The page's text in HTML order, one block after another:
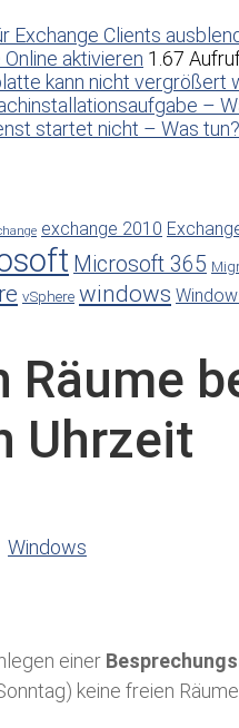
Exchange Clients
aktivieren 1.67
kann nicht vergrößert
–
startet nicht – Was tun?
exchange 2010
Microsoft 365
vSphere windows
Räume
Uhrzeit
Windows
einer
keine freien